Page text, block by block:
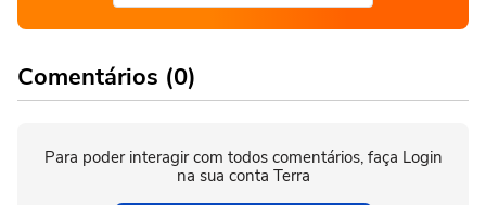
Comentários (0)
Para poder interagir com todos comentários, faça Login
na sua conta Terra